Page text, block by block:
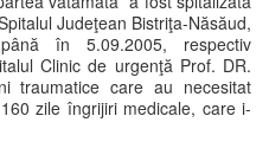
Judeţean Bistriţa-Năsăud,
în 5.09.2005, respectiv
Clinic de urgenţă Prof. DR.
traumatice care au necesitat
zile îngrijiri medicale, care i-